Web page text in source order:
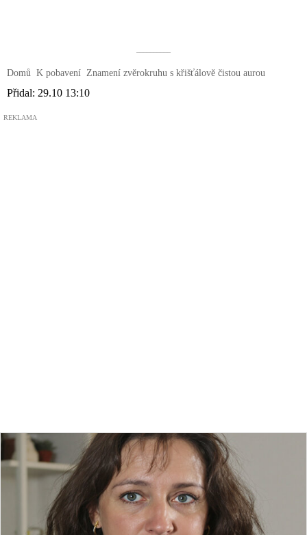
––––––––––
Domů K pobavení Znamení zvěrokruhu s křišťálově čistou aurou
Přidal: 29.10 13:10
REKLAMA